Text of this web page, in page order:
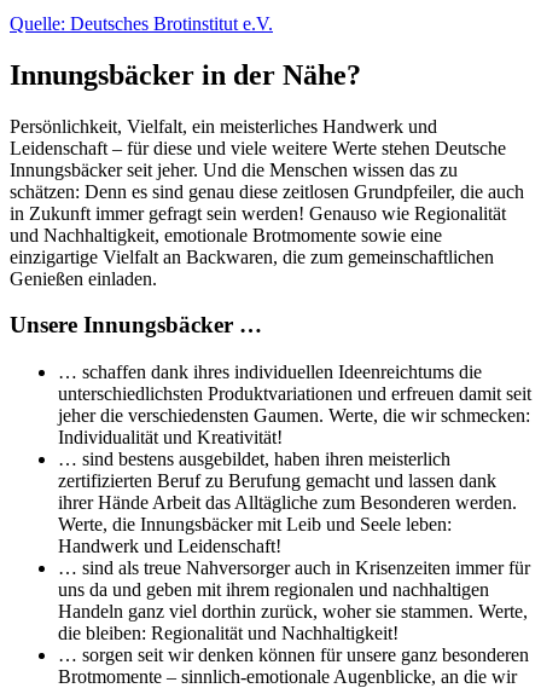
Quelle: Deutsches Brotinstitut e.V.
Innungsbäcker in der Nähe?
Persönlichkeit, Vielfalt, ein meisterliches Handwerk und
Leidenschaft – für diese und viele weitere Werte stehen Deutsche
Innungsbäcker seit jeher. Und die Menschen wissen das zu
schätzen: Denn es sind genau diese zeitlosen Grundpfeiler, die auch
in Zukunft immer gefragt sein werden! Genauso wie Regionalität
und Nachhaltigkeit, emotionale Brotmomente sowie eine
einzigartige Vielfalt an Backwaren, die zum gemeinschaftlichen
Genießen einladen.
Unsere Innungsbäcker …
… schaffen dank ihres individuellen Ideenreichtums die
unterschiedlichsten Produktvariationen und erfreuen damit seit
jeher die verschiedensten Gaumen. Werte, die wir schmecken:
Individualität und Kreativität!
… sind bestens ausgebildet, haben ihren meisterlich
zertifizierten Beruf zu Berufung gemacht und lassen dank
ihrer Hände Arbeit das Alltägliche zum Besonderen werden.
Werte, die Innungsbäcker mit Leib und Seele leben:
Handwerk und Leidenschaft!
… sind als treue Nahversorger auch in Krisenzeiten immer für
uns da und geben mit ihrem regionalen und nachhaltigen
Handeln ganz viel dorthin zurück, woher sie stammen. Werte,
die bleiben: Regionalität und Nachhaltigkeit!
… sorgen seit wir denken können für unsere ganz besonderen
Brotmomente – sinnlich-emotionale Augenblicke, an die wir